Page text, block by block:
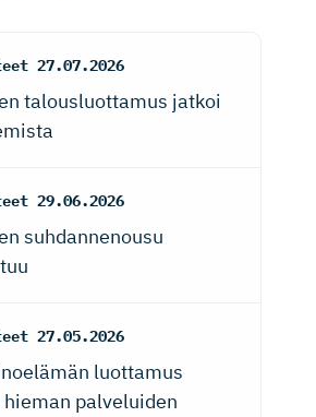
27.07.2026
talousluottamus jatkoi
29.06.2026
suhdannenousu
27.05.2026
luottamus
hieman palveluiden